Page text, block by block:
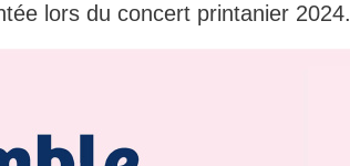
lors du concert printanier 2024.